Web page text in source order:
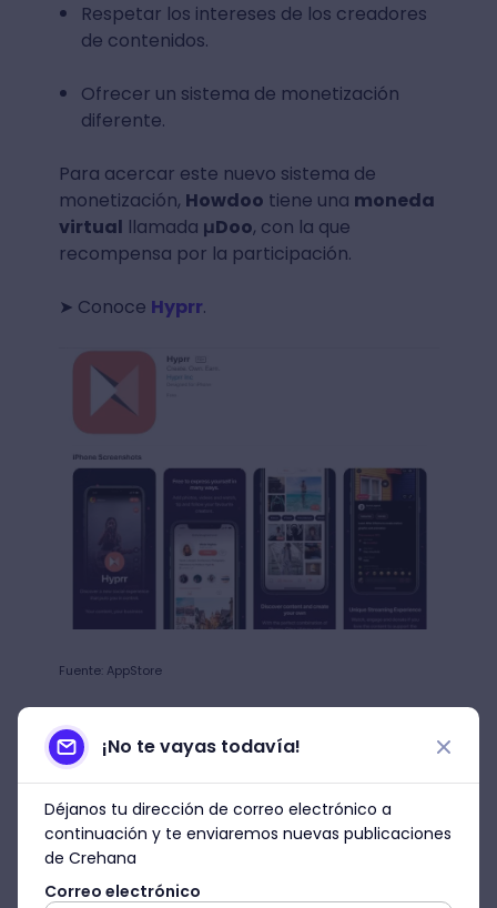
Respetar los intereses de los creadores
de contenidos.
Ofrecer un sistema de monetización
diferente.
Para acercar este nuevo sistema de
monetización, Howdoo tiene una moneda
virtual llamada μDoo, con la que
recompensa por la participación.
➤ Conoce Hyprr.
Fuente: AppStore
4. Okuna
Una nueva red social como
Facebook, pero sin espías
Dentro de las redes sociales nuevas que
estamos listando, te contaremos sobre
¡No te vayas todavía!
Déjanos tu dirección de correo electrónico a
continuación y te enviaremos nuevas publicaciones
de Crehana
Correo electrónico